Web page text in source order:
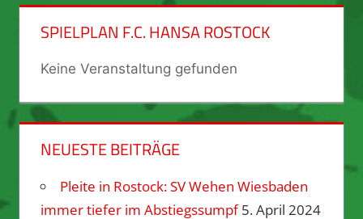
SPIELPLAN F.C. HANSA ROSTOCK
Keine Veranstaltung gefunden
NEUESTE BEITRÄGE
Pleite in Rostock: SV Wehen Wiesbaden
immer tiefer im Abstiegssumpf 5. April 2024